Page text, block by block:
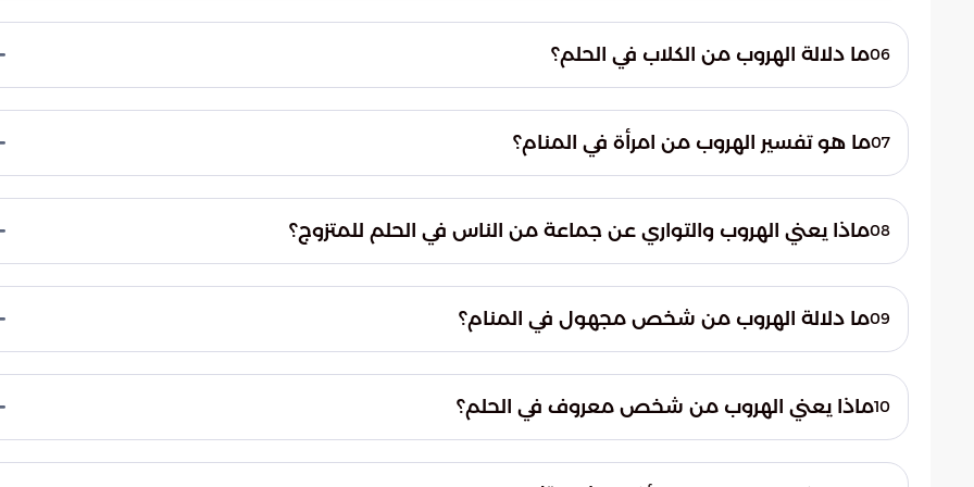
صلاحه وسعيه نحو الطريق الصحيح.06ما دلالة الهروب من الكلاب في الحلم؟
07ما هو تفسير الهروب من امرأة في المنام؟
08ماذا يعني الهروب والتواري عن جماعة من الناس في الحلم للمتزوج؟
09ما دلالة الهروب من شخص مجهول في المنام؟
10ماذا يعني الهروب من شخص معروف في الحلم؟